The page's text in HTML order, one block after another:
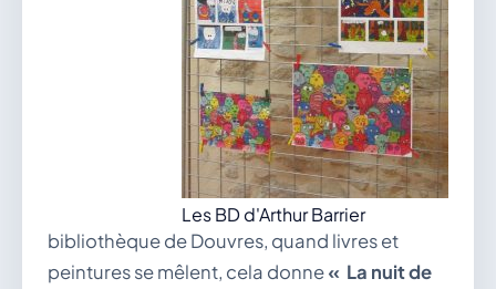
Les BD d'Arthur Barrier
bibliothèque de Douvres, quand livres et
peintures se mêlent, cela donne« La nuit de